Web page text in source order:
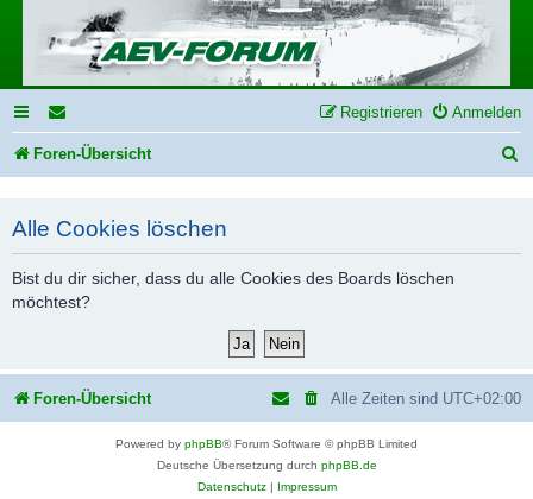
Anmelden
Registrieren
Foren-Übersicht
h
Alle Cookies löschen
Bist du dir sicher, dass du alle Cookies des Boards löschen
möchtest?
Foren-Übersicht Alle Zeiten sind UTC+02:00
Powered by phpBB® Forum Software © phpBB Limited
Deutsche Übersetzung durch phpBB.de
Datenschutz| Impressum